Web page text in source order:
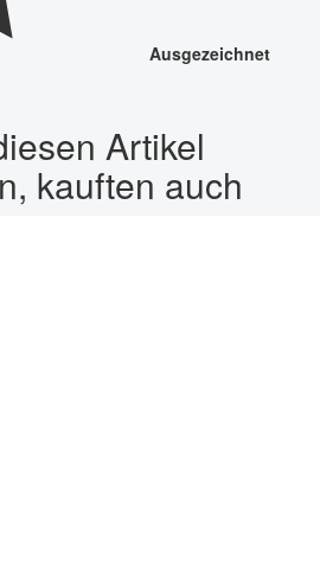
Ausgezeichnet
Artikel
kauften auch